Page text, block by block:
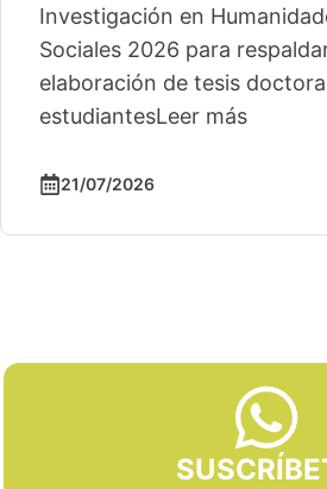
Investigación en
Sociales 2026 para
elaboración de tesis
estudiantesLeer más
21/07/2026